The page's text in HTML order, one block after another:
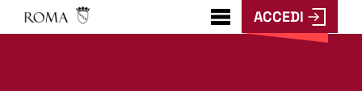
???
menu.button???
ACCEDI